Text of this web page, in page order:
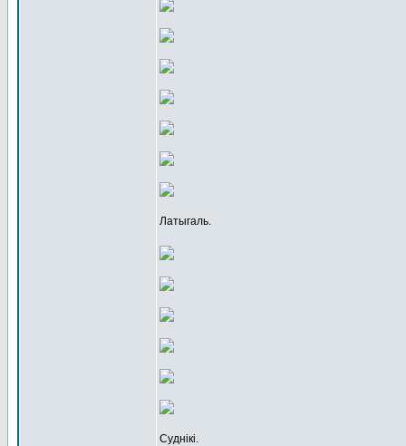
Латыгаль.
Суднікі.